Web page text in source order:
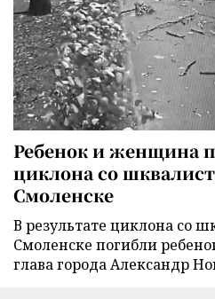
Ребенок и женщина
циклона со
Смоленске
В результате циклона со
Смоленске погибли
глава города Александр